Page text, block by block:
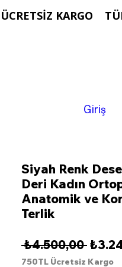
Giriş
Siyah Renk
Deri Kadın
Anatomik ve
Terlik
₺4.500,00
Fiyat
750TL Ücretsiz Kargo